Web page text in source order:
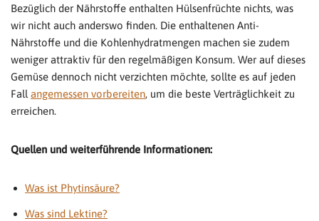
Bezüglich der Nährstoffe enthalten Hülsenfrüchte nichts, was
wir nicht auch anderswo finden. Die enthaltenen Anti-
Nährstoffe und die Kohlenhydratmengen machen sie zudem
weniger attraktiv für den regelmäßigen Konsum. Wer auf dieses
Gemüse dennoch nicht verzichten möchte, sollte es auf jeden
Fall angemessen vorbereiten, um die beste Verträglichkeit zu
erreichen.
Quellen und weiterführende Informationen:
Was ist Phytinsäure?
Was sind Lektine?